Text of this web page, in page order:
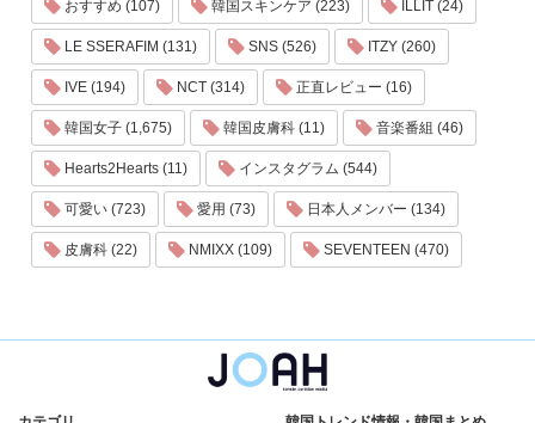
おすすめ (107) 韓国スキンケア (223) ILLIT (24)
LE SSERAFIM (131) SNS (526) ITZY (260)
IVE (194) NCT (314) 正直レビュー (16)
韓国女子 (1,675) 韓国皮膚科 (11) 音楽番組 (46)
Hearts2Hearts (11) インスタグラム (544)
可愛い (723) 愛用 (73) 日本人メンバー (134)
皮膚科 (22) NMIXX (109) SEVENTEEN (470)